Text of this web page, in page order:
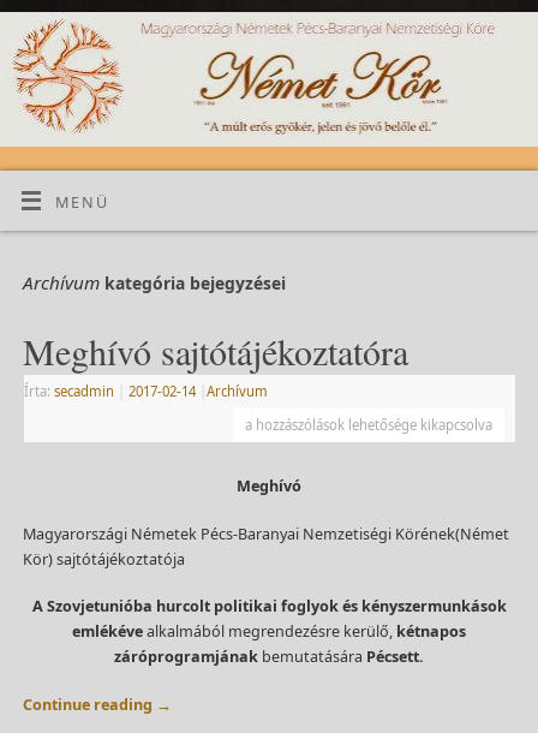
MENÜ
Archívumkategória bejegyzései
Meghívó sajtótájékoztatóra
Írta: secadmin 2017-02-14
Archívum
a hozzászólások lehetősége kikapcsolva
Meghívó
Magyarországi Németek Pécs-Baranyai Nemzetiségi Körének(Német
Kör) sajtótájékoztatója
A Szovjetunióba hurcolt politikai foglyok és kényszermunkások
emlékévealkalmából megrendezésre kerülő, kétnapos
záróprogramjának bemutatására Pécsett.
Continue reading →